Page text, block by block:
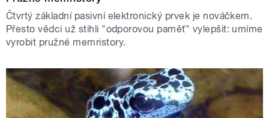
Čtvrtý základní pasivní elektronický prvek je nováčkem.
Přesto vědci už stihli "odporovou paměť" vylepšit: umíme
vyrobit pružné memristory.